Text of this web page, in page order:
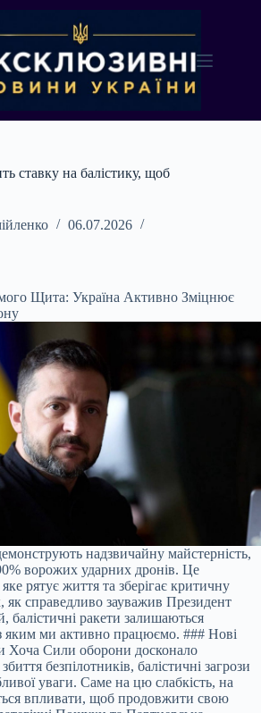
ставку на балістику, щоб
06.07.2026
Щита: Україна Активно Зміцнює
надзвичайну майстерність,
ворожих ударних дронів. Це
рятує життя та зберігає критичну
як справедливо зауважив Президент
ракети залишаються
яким ми активно працюємо. ### Нові
Хоча Сили оборони досконало
безпілотників, балістичні загрози
уваги. Саме на цю слабкість, на
впливати, щоб продовжити свою